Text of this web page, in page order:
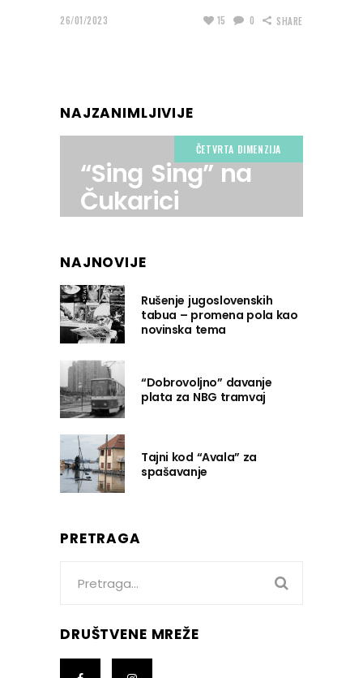
26/01/2023 15 0 SHARE
NAJZANIMLJIVIJE
ČETVRTA DIMENZIJA
“Sing Sing” na
Čukarici
NAJNOVIJE
Rušenje jugoslovenskih
tabua – promena pola kao
novinska tema
“Dobrovoljno” davanje
plata za NBG tramvaj
Tajni kod “Avala” za
spašavanje
PRETRAGA
DRUŠTVENE MREŽE